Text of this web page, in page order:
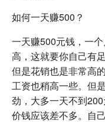
如何一天赚500？
一天赚500元钱，一
高，这就要你自己有
但是花销也是非常高
工资也稍高一些。但
劲，大多一天不到
价钱应该差不多。自